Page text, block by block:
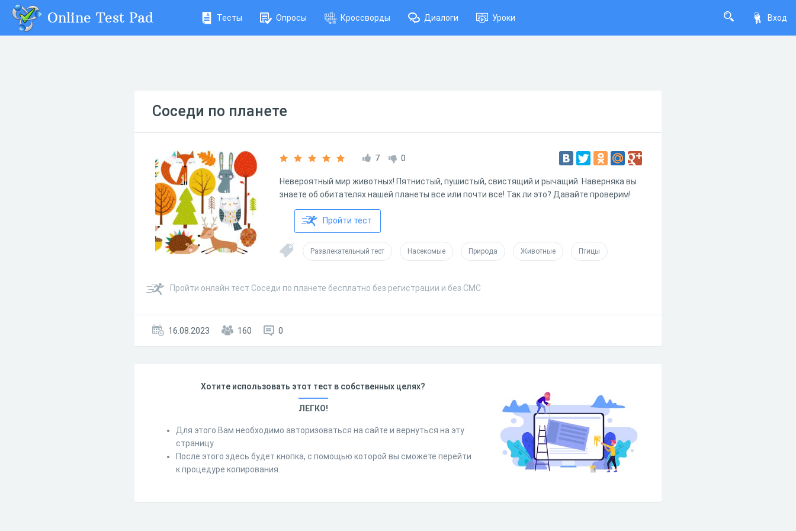
Вход
Online Test Pad Тесты Опросы Кроссворды Диалоги Уроки
Соседи по планете
7 0
Невероятный мир животных! Пятнистый, пушистый, свистящий и рычащий. Наверняка вы
знаете об обитателях нашей планеты все или почти все! Так ли это? Давайте проверим!
Пройти тест
Развлекательный тест Насекомые Природа Животные Птицы
Пройти онлайн тест Соседи по планете бесплатно без регистрации и без СМС
16.08.2023 160 0
Хотите использовать этот тест в собственных целях?
ЛЕГКО!
Для этого Вам необходимо авторизоваться на сайте и вернуться на эту
страницу.
После этого здесь будет кнопка, с помощью которой вы сможете перейти
к процедуре копирования.